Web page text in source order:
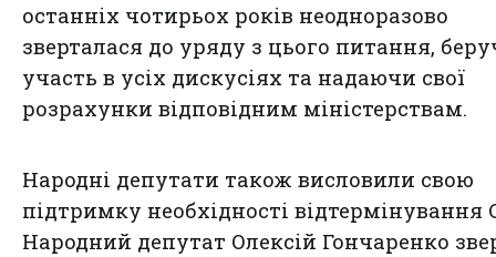
останніх чотирьох років неодноразово
зверталася до уряду з цього питання,
участь в усіх дискусіях та надаючи свої
розрахунки відповідним міністерствам.
Народні депутати також висловили свою
підтримку необхідності відтермінування
Народний депутат Олексій Гончаренко